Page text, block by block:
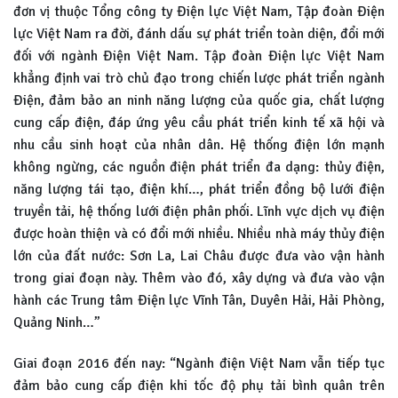
đơn vị thuộc Tổng công ty Điện lực Việt Nam, Tập đoàn Điện
lực Việt Nam ra đời, đánh dấu sự phát triển toàn diện, đổi mới
đối với ngành Điện Việt Nam. Tập đoàn Điện lực Việt Nam
khẳng định vai trò chủ đạo trong chiến lược phát triển ngành
Điện, đảm bảo an ninh năng lượng của quốc gia, chất lượng
cung cấp điện, đáp ứng yêu cầu phát triển kinh tế xã hội và
nhu cầu sinh hoạt của nhân dân. Hệ thống điện lớn mạnh
không ngừng, các nguồn điện phát triển đa dạng: thủy điện,
năng lượng tái tạo, điện khí…, phát triển đồng bộ lưới điện
truyền tải, hệ thống lưới điện phân phối. Lĩnh vực dịch vụ điện
được hoàn thiện và có đổi mới nhiều. Nhiều nhà máy thủy điện
lớn của đất nước: Sơn La, Lai Châu được đưa vào vận hành
trong giai đoạn này. Thêm vào đó, xây dựng và đưa vào vận
hành các Trung tâm Điện lực Vĩnh Tân, Duyên Hải, Hải Phòng,
Quảng Ninh…”
Giai đoạn 2016 đến nay: “Ngành điện Việt Nam vẫn tiếp tục
đảm bảo cung cấp điện khi tốc độ phụ tải bình quân trên